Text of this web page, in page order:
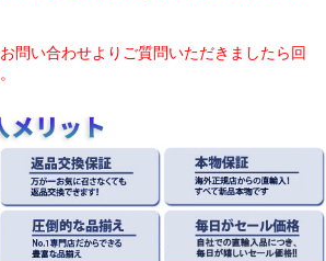
問い合わせよりご質問いただきましたら回